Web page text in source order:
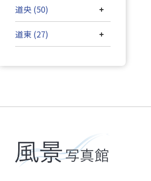
+
道央 (50)
+
道東 (27)